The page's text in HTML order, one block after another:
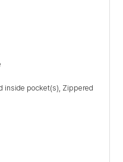
inside pocket(s), Zippered